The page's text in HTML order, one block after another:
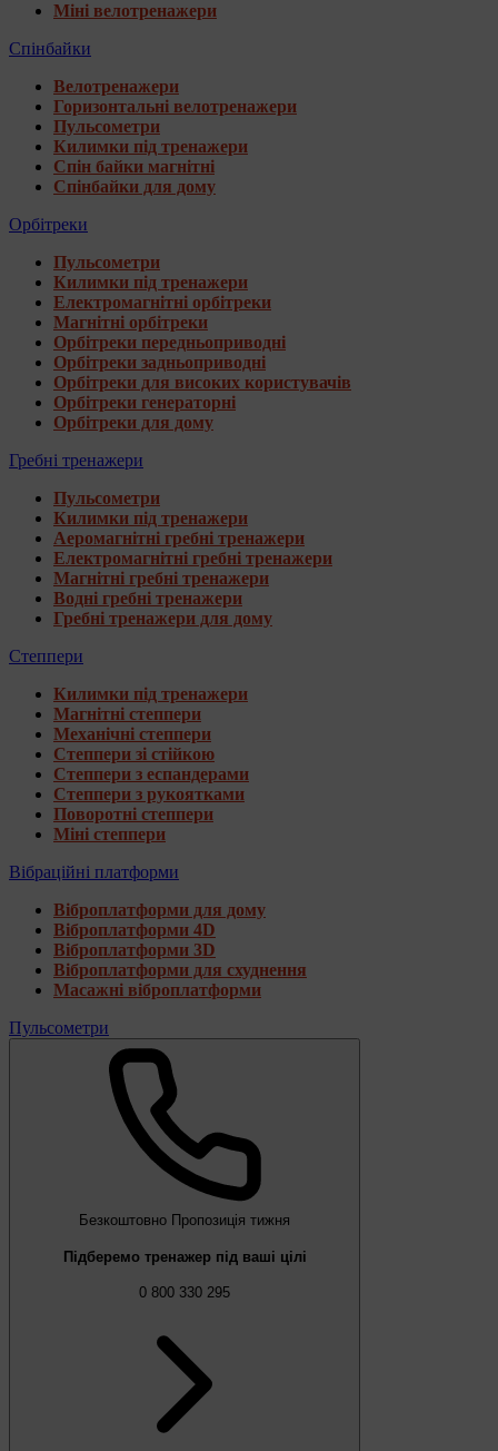
Міні велотренажери
Спінбайки
Велотренажери
Горизонтальні велотренажери
Пульсометри
Килимки під тренажери
Спін байки магнітні
Спінбайки для дому
Орбітреки
Пульсометри
Килимки під тренажери
Електромагнітні орбітреки
Магнітні орбітреки
Орбітреки передньоприводні
Орбітреки задньоприводні
Орбітреки для високих користувачів
Орбітреки генераторні
Орбітреки для дому
Гребні тренажери
Пульсометри
Килимки під тренажери
Аеромагнітні гребні тренажери
Електромагнітні гребні тренажери
Магнітні гребні тренажери
Водні гребні тренажери
Гребні тренажери для дому
Степпери
Килимки під тренажери
Магнітні степпери
Механічні степпери
Степпери зі стійкою
Степпери з еспандерами
Степпери з рукоятками
Поворотні степпери
Міні степпери
Вібраційні платформи
Віброплатформи для дому
Віброплатформи 4D
Віброплатформи 3D
Віброплатформи для схуднення
Масажні віброплатформи
Пульсометри
Безкоштовно Пропозиція тижня
Підберемо тренажер під ваші цілі
0 800 330 295